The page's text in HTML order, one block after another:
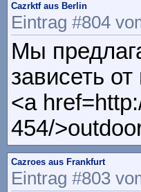
Cazrktf aus Berlin
Eintrag #804
Мы
зависеть
<a
454/
Cazroes aus Frankfurt
Eintrag #803